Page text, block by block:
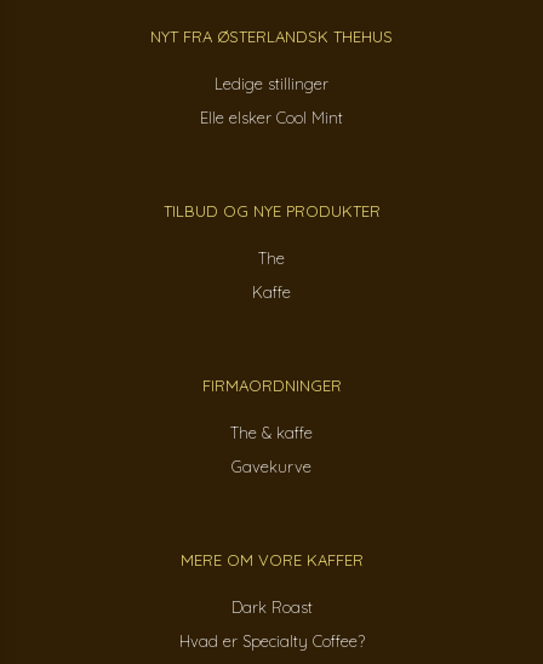
NYT FRA ØSTERLANDSK THEHUS
Ledige stillinger
Elle elsker Cool Mint
TILBUD OG NYE PRODUKTER
The
Kaffe
FIRMAORDNINGER
The & kaffe
Gavekurve
MERE OM VORE KAFFER
Dark Roast
Hvad er Specialty Coffee?